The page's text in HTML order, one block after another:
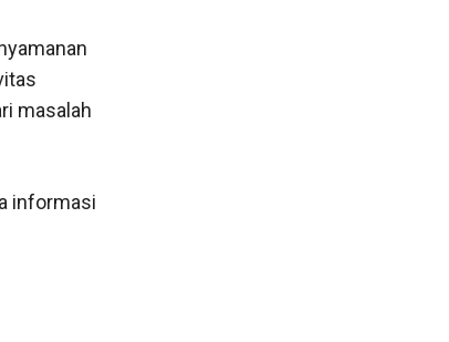
masalah
informasi